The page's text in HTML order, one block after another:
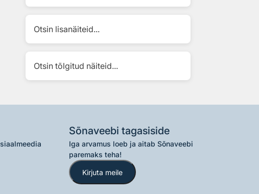
Otsin lisanäiteid...
Otsin tõlgitud näiteid...
Sõnaveebi tagasiside
Iga arvamus loeb ja aitab Sõnaveebi
paremaks teha!
Kirjuta meile